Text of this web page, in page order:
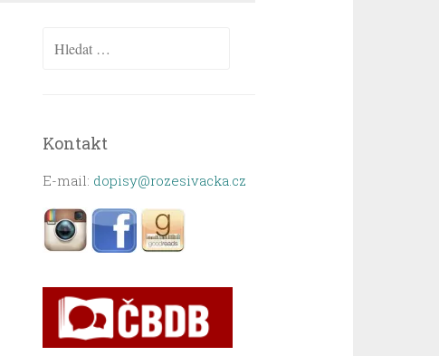
Vyhledávání
Kontakt
E-mail: dopisy@rozesivacka.cz